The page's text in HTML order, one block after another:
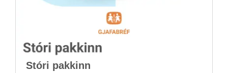
Stóri pakk­inn